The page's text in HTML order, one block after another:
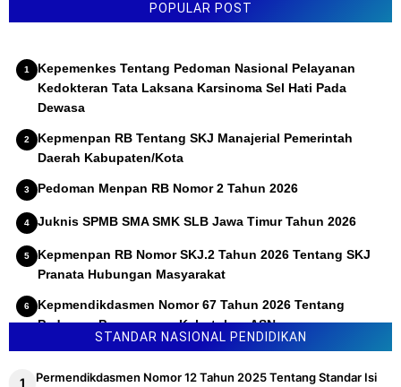
POPULAR POST
Kepemenkes Tentang Pedoman Nasional Pelayanan
Kedokteran Tata Laksana Karsinoma Sel Hati Pada
Dewasa
Kepmenpan RB Tentang SKJ Manajerial Pemerintah
Daerah Kabupaten/Kota
Pedoman Menpan RB Nomor 2 Tahun 2026
Juknis SPMB SMA SMK SLB Jawa Timur Tahun 2026
Kepmenpan RB Nomor SKJ.2 Tahun 2026 Tentang SKJ
Pranata Hubungan Masyarakat
Kepmendikdasmen Nomor 67 Tahun 2026 Tentang
Pedoman Penyusunan Kebutuhan ASN
STANDAR NASIONAL PENDIDIKAN
Permendikdasmen Nomor 12 Tahun 2025 Tentang Standar Isi